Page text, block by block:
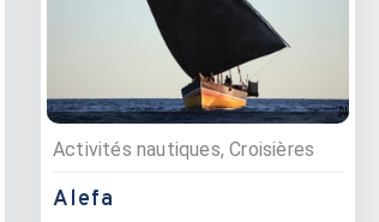
Activités nautiques, Croisières
Alefa